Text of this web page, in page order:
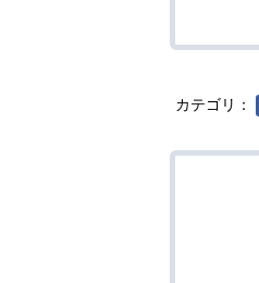
カテゴリ：